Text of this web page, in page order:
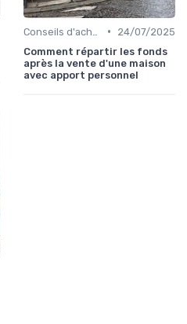
•
24/07/2025
Comment répartir les fonds
après la vente d'une maison
avec apport personnel